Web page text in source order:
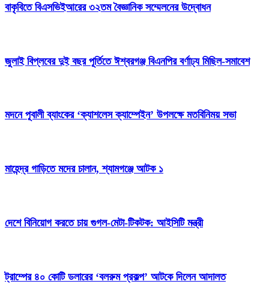
বাকৃবিতে বিএসভিইআরের ৩২তম বৈজ্ঞানিক সম্মেলনের উদ্বোধন
জুলাই বিপ্লবের দুই বছর পূর্তিতে ঈশ্বরগঞ্জ বিএনপির বর্ণাঢ্য মিছিল-সমাবেশ
মদনে পূবালী ব্যাংকের ‘ক্যাশলেস ক্যাম্পেইন’ উপলক্ষে মতবিনিময় সভা
মাহেন্দ্র গাড়িতে মদের চালান, শ্যামগঞ্জে আটক ১
দেশে বিনিয়োগ করতে চায় গুগল-মেটা-টিকটক: আইসিটি মন্ত্রী
ট্রাম্পের ৪০ কোটি ডলারের ‘বলরুম প্রকল্প’ আটকে দিলেন আদালত